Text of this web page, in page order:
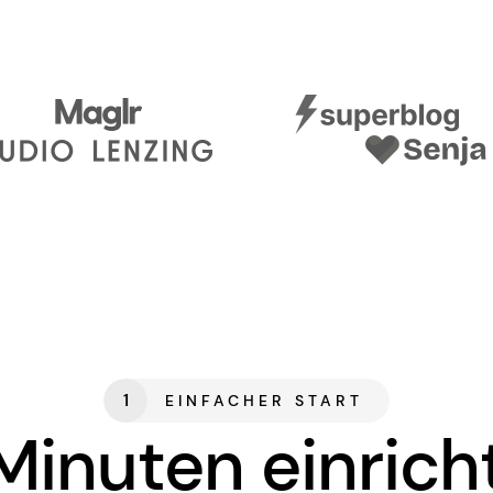
1 EINFACHER START